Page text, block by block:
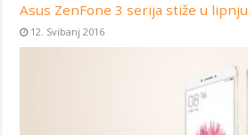
Asus ZenFone 3 serija stiže u lipnju
12. Svibanj 2016